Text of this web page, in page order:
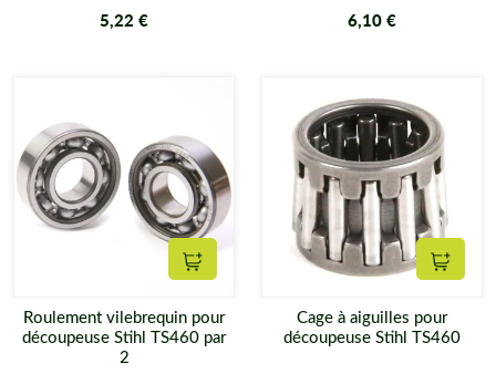
5,22 € 6,10 €
Ajouter au panier
Roulement vilebrequin pour
découpeuse Stihl TS460 par
2
Cage à aiguilles pour
découpeuse Stihl TS460